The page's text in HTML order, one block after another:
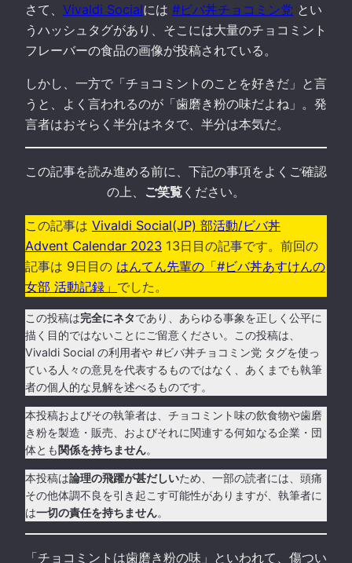
さて、 Vivaldi Socialには #ビバ丼チョコミン党 とい
うハッシュタグがあり、そこには大量のチョコミント
フレーバーの食品の画像が投稿されている。
しかし、一方で「チョコミントのことを好きだ」と言
うと、よく言われるのが「歯磨き粉の味だよね」。発
言者はおそらく半分はネタで、半分は本気だ。
この記事を読み進める前に、下記の事項をよくご確認
の上、 ご笑覧 ください。
この記事は Vivaldi Social(JP) 部活動/ビバ丼
Advent Calendar 2023 13日目の記事です。前回の
記事は 9日目の はんてん先輩の「#ビバ丼あすけんの
女部 活動記録」 でした。
この投稿は完全にネタであり、あらゆる事象を正しく公平に
描く目的ではないことにご留意ください。この投稿は、
Vivaldi Social の利用者や #ビバ丼チョコミン党 タグを使っ
ている人々の意見を代表するものではなく、あくまでも執筆
者の個人的な見解を述べるものです。
本投稿およびその執筆者は、チョコミント味の飲食物や歯磨
き粉を製造・販売、およびそれに関連する何如なる企業・団
体とも関係を持ちません。
本投稿は論理の飛躍が甚だしいため、一部の読者には、頭痛
その他体調不良を引き起こす可能性がありますが、執筆者に
は一切の責任を持ちません。
「チョコミントは歯磨き粉の味」といわれて、傷つい